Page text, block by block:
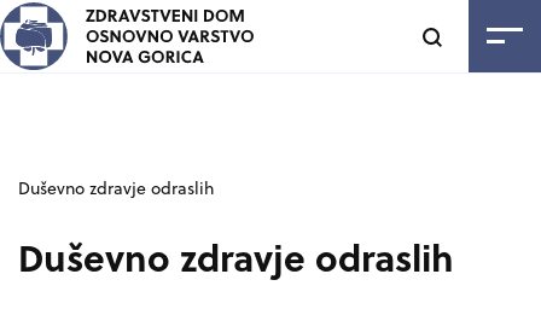
Duševno zdravje odraslih
Duševno zdravje odraslih